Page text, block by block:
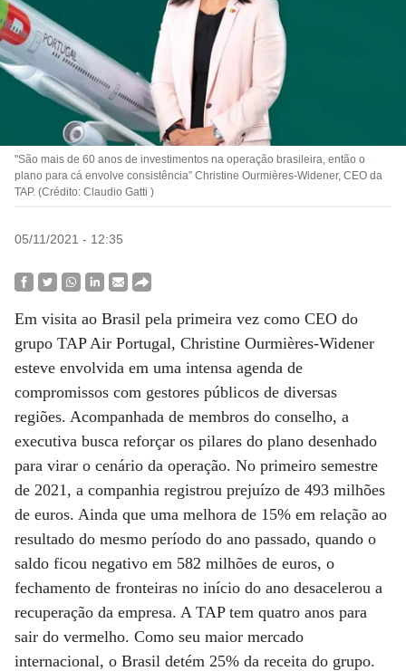
"São mais de 60 anos de investimentos na operação brasileira, então o
plano para cá envolve consistência” Christine Ourmières-Widener, CEO da
TAP. (Crédito: Claudio Gatti )
05/11/2021 - 12:35
Em visita ao Brasil pela primeira vez como CEO do
grupo TAP Air Portugal, Christine Ourmières-Widener
esteve envolvida em uma intensa agenda de
compromissos com gestores públicos de diversas
regiões. Acompanhada de membros do conselho, a
executiva busca reforçar os pilares do plano desenhado
para virar o cenário da operação. No primeiro semestre
de 2021, a companhia registrou prejuízo de 493 milhões
de euros. Ainda que uma melhora de 15% em relação ao
resultado do mesmo período do ano passado, quando o
saldo ficou negativo em 582 milhões de euros, o
fechamento de fronteiras no início do ano desacelerou a
recuperação da empresa. A TAP tem quatro anos para
sair do vermelho. Como seu maior mercado
internacional, o Brasil detém 25% da receita do grupo.